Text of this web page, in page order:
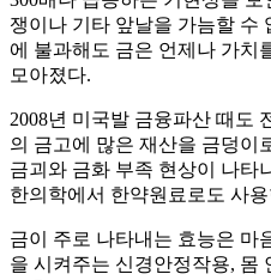
쟁이나 기타 앞날을 가늠할 수
에 불과해도 금은 언제나 가치
모아졌다.
2008년 미국발 금융파산 때도
의 금고에 많은 재산을 금덩이
금괴와 금화 부족 현상이 나타
한의학에서 한약원료로도 사
금이 주로 나타내는 효능은 마
을 시켜주는 신경안정작용, 몸